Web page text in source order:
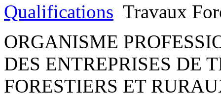
Qualifications Travaux
ORGANISME
DES ENTREPRISES DE
FORESTIERS ET